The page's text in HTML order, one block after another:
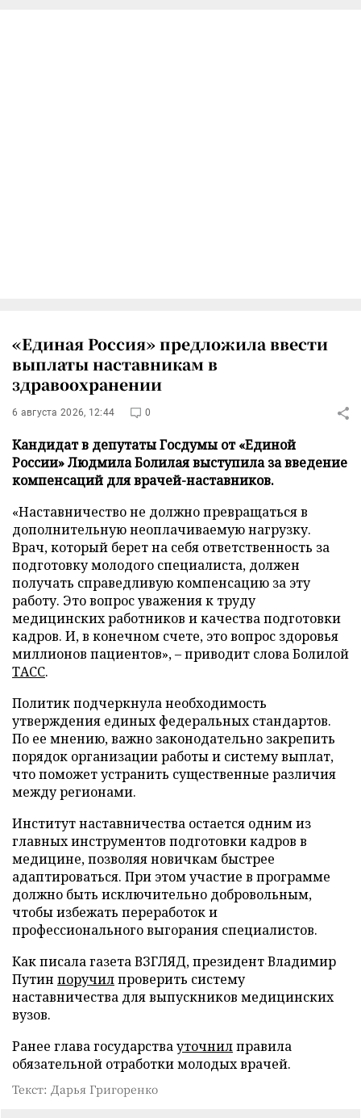
«Единая Россия» предложила ввести
выплаты наставникам в
здравоохранении
6 августа 2026, 12:44 0
Кандидат в депутаты Госдумы от «Единой
России» Людмила Болилая выступила за введение
компенсаций для врачей-наставников.
«Наставничество не должно превращаться в
дополнительную неоплачиваемую нагрузку.
Врач, который берет на себя ответственность за
подготовку молодого специалиста, должен
получать справедливую компенсацию за эту
работу. Это вопрос уважения к труду
медицинских работников и качества подготовки
кадров. И, в конечном счете, это вопрос здоровья
миллионов пациентов», – приводит слова Болилой
ТАСС.
Политик подчеркнула необходимость
утверждения единых федеральных стандартов.
По ее мнению, важно законодательно закрепить
порядок организации работы и систему выплат,
что поможет устранить существенные различия
между регионами.
Институт наставничества остается одним из
главных инструментов подготовки кадров в
медицине, позволяя новичкам быстрее
адаптироваться. При этом участие в программе
должно быть исключительно добровольным,
чтобы избежать переработок и
профессионального выгорания специалистов.
Как писала газета ВЗГЛЯД, президент Владимир
Путин поручилпроверить систему
наставничества для выпускников медицинских
вузов.
Ранее глава государствауточнилправила
обязательной отработки молодых врачей.
Текст: Дарья Григоренко